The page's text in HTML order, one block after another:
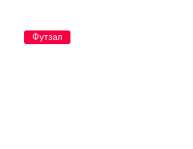
Футзал